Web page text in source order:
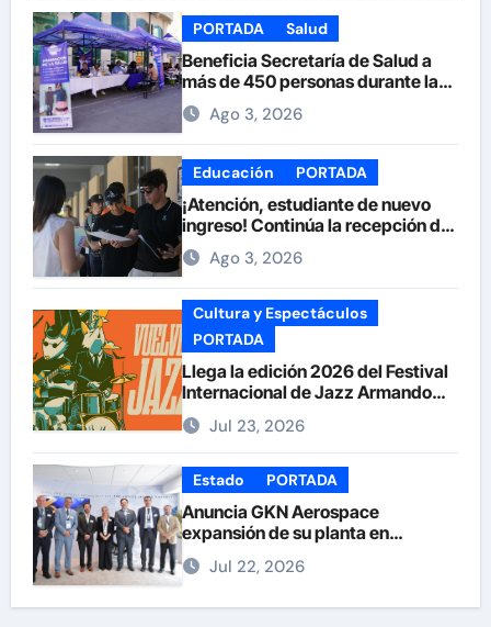
PORTADA Salud
Beneficia Secretaría de Salud a
más de 450 personas durante la
Feria de la Salud en la Plaza de
ArmasAgo 3, 2026
Educación PORTADA
¡Atención, estudiante de nuevo
ingreso! Continúa la recepción de
documentos en la UACH.
Ago 3, 2026
Cultura y Espectáculos
PORTADA
Llega la edición 2026 del Festival
Internacional de Jazz Armando
Nuñez
Jul 23, 2026
Estado PORTADA
Anuncia GKN Aerospace
expansión de su planta en
Chihuahua
Jul 22, 2026